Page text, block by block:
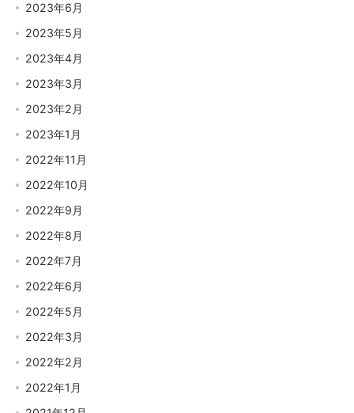
2023年6月
2023年5月
2023年4月
2023年3月
2023年2月
2023年1月
2022年11月
2022年10月
2022年9月
2022年8月
2022年7月
2022年6月
2022年5月
2022年3月
2022年2月
2022年1月